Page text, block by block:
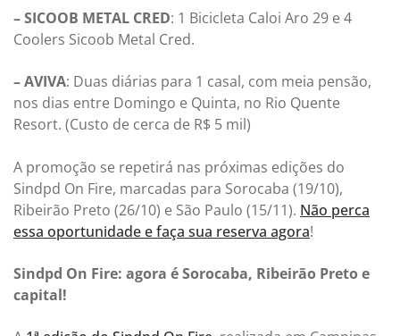
– SICOOB METAL CRED: 1 Bicicleta Caloi Aro 29 e 4
Coolers Sicoob Metal Cred.
– AVIVA: Duas diárias para 1 casal, com meia pensão,
nos dias entre Domingo e Quinta, no Rio Quente
Resort. (Custo de cerca de R$ 5 mil)
A promoção se repetirá nas próximas edições do
Sindpd On Fire, marcadas para Sorocaba (19/10),
Ribeirão Preto (26/10) e São Paulo (15/11). Não perca
essa oportunidade e faça sua reserva agora!
Sindpd On Fire: agora é Sorocaba, Ribeirão Preto e
capital!